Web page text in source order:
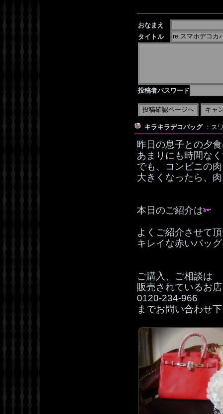
おなまえ
タイトル
投稿者パスワード
キラキラデコバッグ ：ス
昨日の息子との夕
あまりにも時間な
でも、コンビニの
大きくなったら、
本日のご紹介は
よくご紹介させて
キレイな赤いバッ
ご購入、ご相談は
販売されているお店
0120‐234‐966
までお問い合わせ